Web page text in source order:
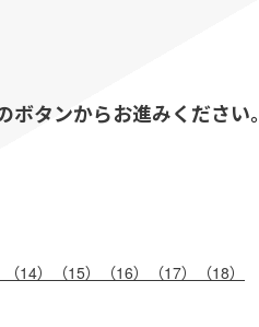
タンからお進みください。
（14） （15） （16） （17） （18）